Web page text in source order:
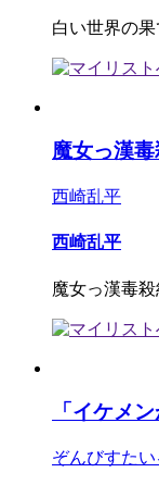
白い世界の
魔女っ漢
西崎乱平
西崎乱平
魔女っ漢毒殺
「イケメ
ぞんびすたい